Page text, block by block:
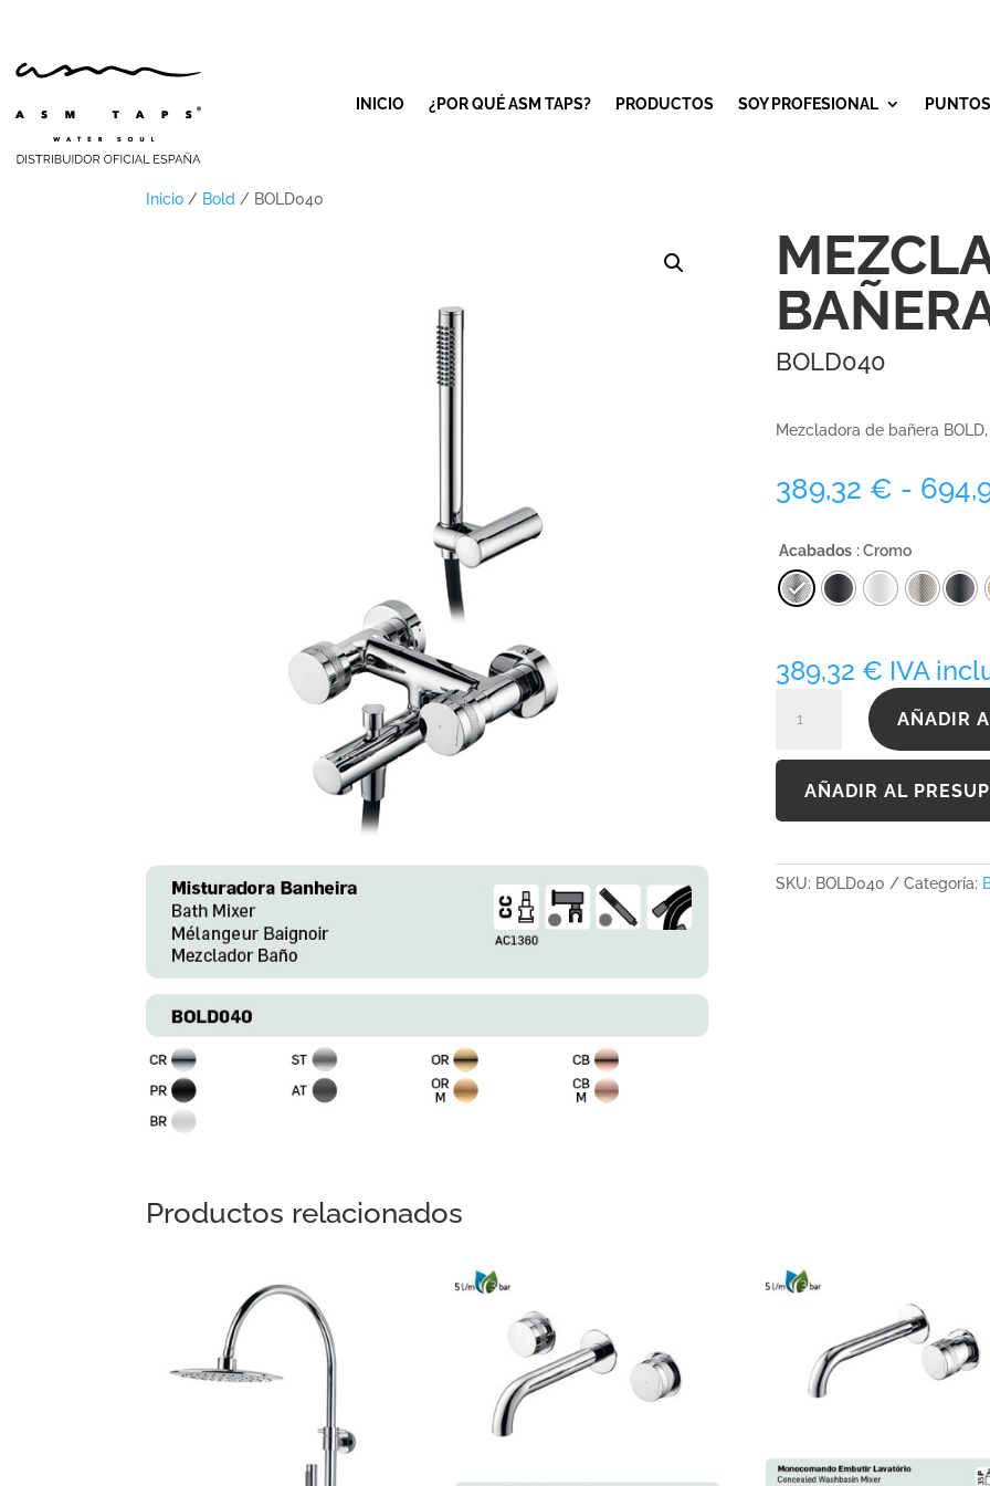
INICIO ¿POR QUÉ ASM TAPS? PRODUCTOS SOY PROFESIONAL
Inicio / Bold / BOLD040
BOLD040
Mezcladora de bañera
389,32 € -
Acabados : Cromo
389,32 € IVA
cantidad
AÑADIR
AÑADIR AL
SKU: BOLD040 Categoría:
Productos relacionados